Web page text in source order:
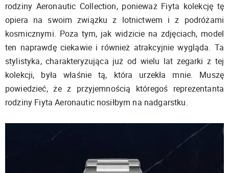
rodziny Aeronautic Collection, ponieważ Fiyta kolekcję tę
opiera na swoim związku z lotnictwem i z podróżami
kosmicznymi. Poza tym, jak widzicie na zdjęciach, model
ten naprawdę ciekawie i również atrakcyjnie wygląda. Ta
stylistyka, charakteryzująca już od wielu lat zegarki z tej
kolekcji, była właśnie tą, która urzekła mnie. Muszę
powiedzieć, że z przyjemnością któregoś reprezentanta
rodziny Fiyta Aeronautic nosiłbym na nadgarstku.